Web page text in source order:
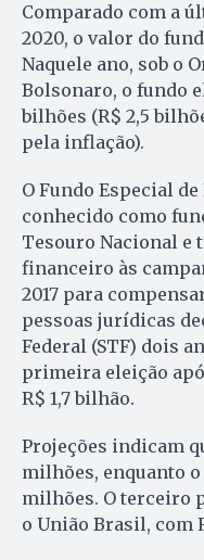
Comparado com a
2020, o valor do
Naquele ano, sob o
Bolsonaro, o fundo
bilhões (R$ 2,5
pela inflação).
O Fundo Especial
conhecido como
Tesouro Nacional e
financeiro às
2017 para
pessoas jurídicas
Federal (STF) dois
primeira eleição
R$ 1,7 bilhão.
Projeções indicam
milhões, enquanto
milhões. O terceiro
o União Brasil, com